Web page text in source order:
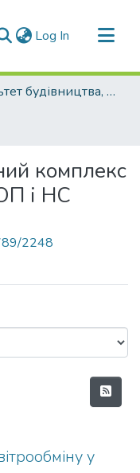
Log In (current)
Факультет будівництва, архітектури та дизайну
комплекс
і НС
2248
у